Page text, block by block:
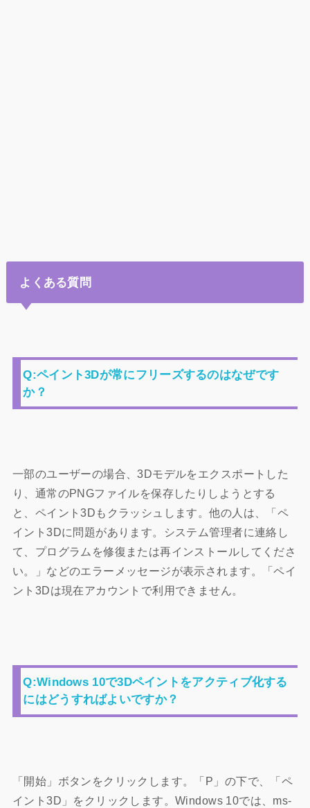
よくある質問
Q:ペイント3Dが常にフリーズするのはなぜです
か？
一部のユーザーの場合、3Dモデルをエクスポートした
り、通常のPNGファイルを保存したりしようとする
と、ペイント3Dもクラッシュします。他の人は、「ペ
イント3Dに問題があります。システム管理者に連絡し
て、プログラムを修復または再インストールしてくださ
い。」などのエラーメッセージが表示されます。「ペイ
ント3Dは現在アカウントで利用できません。
Q:Windows 10で3Dペイントをアクティブ化する
にはどうすればよいですか？
「開始」ボタンをクリックします。「P」の下で、「ペ
イント3D」をクリックします。Windows 10では、ms-